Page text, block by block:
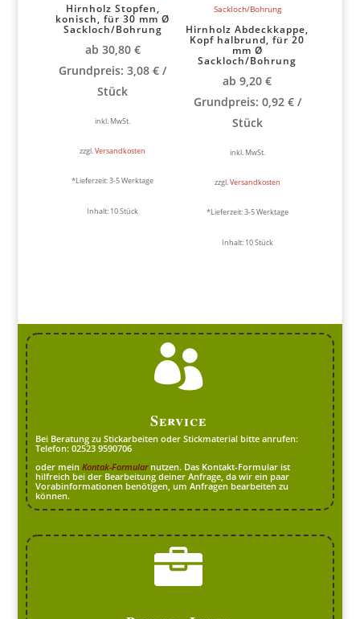
Hirnholz Stopfen,
konisch, für 30 mm Ø
Sackloch/Bohrung
ab 30,80 €
Grundpreis:3,08€ /
Stück
inkl. MwSt.
zzgl.Versandkosten
*Lieferzeit:3-5 Werktage
Inhalt: 10Stück
Hirnholz Abdeckkappe,
Kopf halbrund, für 20
mm Ø
Sackloch/Bohrung
ab9,20€
Grundpreis: 0,92 €/
Stück
inkl. MwSt.
zzgl.Versandkosten
*Lieferzeit:3-5 Werktage
Inhalt: 10Stück

Service
Bei Beratung zu Stickarbeiten oder Stickmaterial bitte anrufen:
Telefon: 02523 9590706
oder meinKontak-Formularnutzen. Das Kontakt-Formular ist
hilfreich bei der Bearbeitung deiner Anfrage, da wir ein paar
Vorabinformationen benötigen, um Anfragen bearbeiten zu
können.
